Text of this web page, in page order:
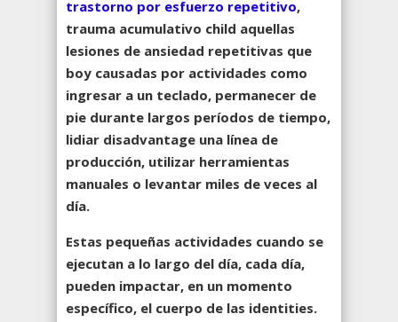
trastorno por esfuerzo repetitivo,
trauma acumulativo child aquellas
lesiones de ansiedad repetitivas que
boy causadas por actividades como
ingresar a un teclado, permanecer de
pie durante largos períodos de tiempo,
lidiar disadvantage una línea de
producción, utilizar herramientas
manuales o levantar miles de veces al
día.
Estas pequeñas actividades cuando se
ejecutan a lo largo del día, cada día,
pueden impactar, en un momento
específico, el cuerpo de las identities.